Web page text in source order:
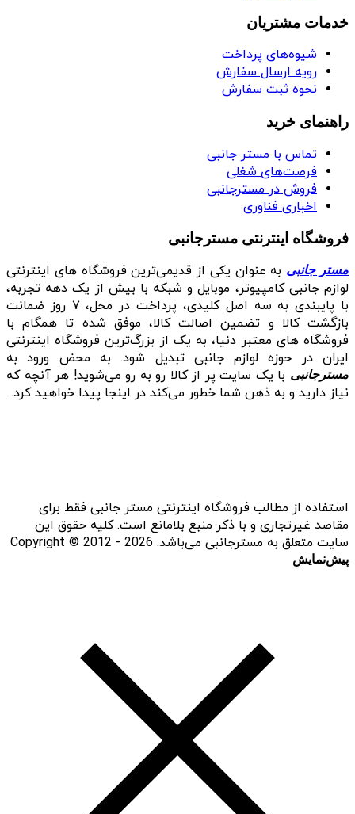
خدمات مشتریان
شیوه‌های پرداخت
رویه ارسال سفارش
نحوه ثبت سفارش
راهنمای خرید
تماس با مستر جانبی
فرصت‌های شغلی
فروش در مسترجانبی
اخباری فناوری
فروشگاه اینترنتی مسترجانبی
مستر جانبی به عنوان یکی از قدیمی‌ترین فروشگاه های اینترنتی
لوازم جانبی کامپیوتر، موبایل و شبکه با بیش از یک دهه تجربه،
با پایبندی به سه اصل کلیدی، پرداخت در محل، ۷ روز ضمانت
بازگشت کالا و تضمین اصالت کالا، موفق شده تا همگام با
فروشگاه‌ های معتبر دنیا، به یک از بزرگ‌ترین فروشگاه اینترنتی
ایران در حوزه لوازم جانبی تبدیل شود. به محض ورود به
مسترجانبی با یک سایت پر از کالا رو به رو می‌شوید! هر آنچه که
نیاز دارید و به ذهن شما خطور می‌کند در اینجا پیدا خواهید کرد.
استفاده از مطالب فروشگاه اینترنتی مستر جانبی فقط برای
مقاصد غیرتجاری و با ذکر منبع بلامانع است. کلیه حقوق این
سایت متعلق به مسترجانبی می‌باشد. Copyright © 2012 - 2026
پیش‌نمایش